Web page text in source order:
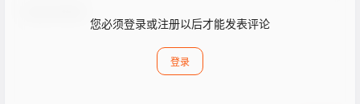
您必须登录或注册以后才能发表评论
登录